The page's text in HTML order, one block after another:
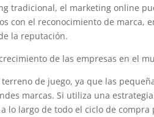
tradicional, el marketing online
con el reconocimiento de marca,
la reputación.
de las empresas en el
de juego, ya que las
marcas. Si utiliza una
lo largo de todo el ciclo de